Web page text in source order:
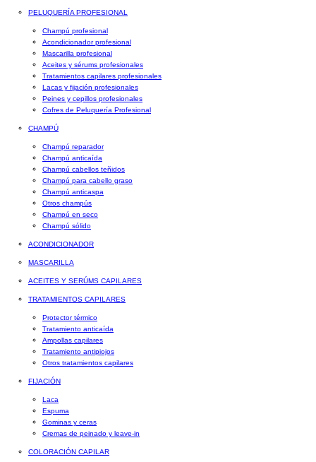
PELUQUERÍA PROFESIONAL
Champú profesional
Acondicionador profesional
Mascarilla profesional
Aceites y sérums profesionales
Tratamientos capilares profesionales
Lacas y fijación profesionales
Peines y cepillos profesionales
Cofres de Peluquería Profesional
CHAMPÚ
Champú reparador
Champú anticaída
Champú cabellos teñidos
Champú para cabello graso
Champú anticaspa
Otros champús
Champú en seco
Champú sólido
ACONDICIONADOR
MASCARILLA
ACEITES Y SERÚMS CAPILARES
TRATAMIENTOS CAPILARES
Protector térmico
Tratamiento anticaída
Ampollas capilares
Tratamiento antipiojos
Otros tratamientos capilares
FIJACIÓN
Laca
Espuma
Gominas y ceras
Cremas de peinado y leave-in
COLORACIÓN CAPILAR